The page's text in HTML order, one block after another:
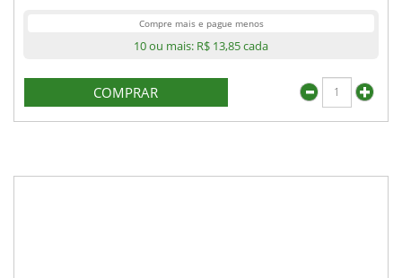
Compre mais e pague menos
10 ou mais: R$ 13,85cada
COMPRAR